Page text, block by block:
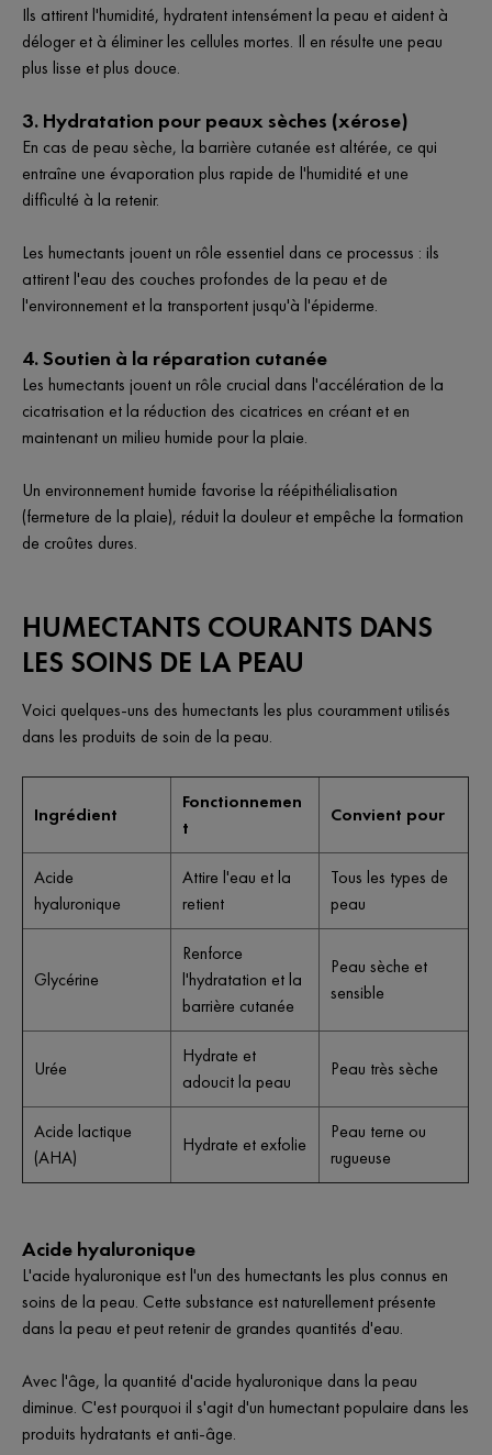
Ils attirent l'humidité, hydratent intensément la peau et aident à
déloger et à éliminer les cellules mortes. Il en résulte une peau
plus lisse et plus douce.
3. Hydratation pour peaux sèches (xérose)
En cas de peau sèche, la barrière cutanée est altérée, ce qui
entraîne une évaporation plus rapide de l'humidité et une
difficulté à la retenir.
Les humectants jouent un rôle essentiel dans ce processus : ils
attirent l'eau des couches profondes de la peau et de
l'environnement et la transportent jusqu'à l'épiderme.
4. Soutien à la réparation cutanée
Les humectants jouent un rôle crucial dans l'accélération de la
cicatrisation et la réduction des cicatrices en créant et en
maintenant un milieu humide pour la plaie.
Un environnement humide favorise la réépithélialisation
(fermeture de la plaie), réduit la douleur et empêche la formation
de croûtes dures.
HUMECTANTS COURANTS DANS
LES SOINS DE LA PEAU
Voici quelques-uns des humectants les plus couramment utilisés
dans les produits de soin de la peau.
Ingrédient
Fonctionnemen
t
Convient pour
Acide
hyaluronique
Attire l'eau et la
retient
Tous les types de
peau
Glycérine
Renforce
l'hydratation et la
barrière cutanée
Peau sèche et
sensible
Urée
Hydrate et
adoucit la peau
Peau très sèche
Acide lactique
(AHA)
Hydrate et exfolie
Peau terne ou
rugueuse
Acide hyaluronique
L'acide hyaluronique est l'un des humectants les plus connus en
soins de la peau. Cette substance est naturellement présente
dans la peau et peut retenir de grandes quantités d'eau.
Avec l'âge, la quantité d'acide hyaluronique dans la peau
diminue. C'est pourquoi il s'agit d'un humectant populaire dans les
produits hydratants et anti-âge.